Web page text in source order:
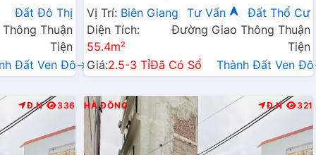
Đất Đô Thị
Thuận
Tiện
Đất Ven Đô→
Ngay Gần QL6A, Cầu Mai Lĩnh Đang Mở
Rộng
Vị Trí: Biên Giang Tư Vấn
Đất Thổ Cư
Diện Tích:
55.4m²
Đường Giao Thông Thuận
Tiện
Giá:2.5-3 TỉĐã Có Sổ Thành Đất Ven
Đ.N 336 HÀ ĐÔNG Đ.N 321